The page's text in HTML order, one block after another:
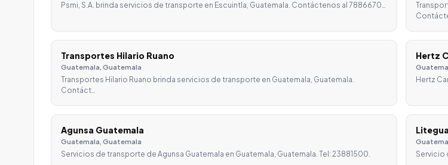
Psmi, S.A. brinda servicios de transporte en Escuintla, Guatemala. Contáctenos al 7886670…
Transportes Hilario Ruano
Guatemala, Guatemala
Transportes Hilario Ruano brinda servicios de transporte en Guatemala, Guatemala.
Contáct…
Hertz
Hertz
Agunsa Guatemala
Guatemala, Guatemala
Servicios de transporte de Agunsa Guatemala en Guatemala, Guatemala. Tel: 23881500. Servicio